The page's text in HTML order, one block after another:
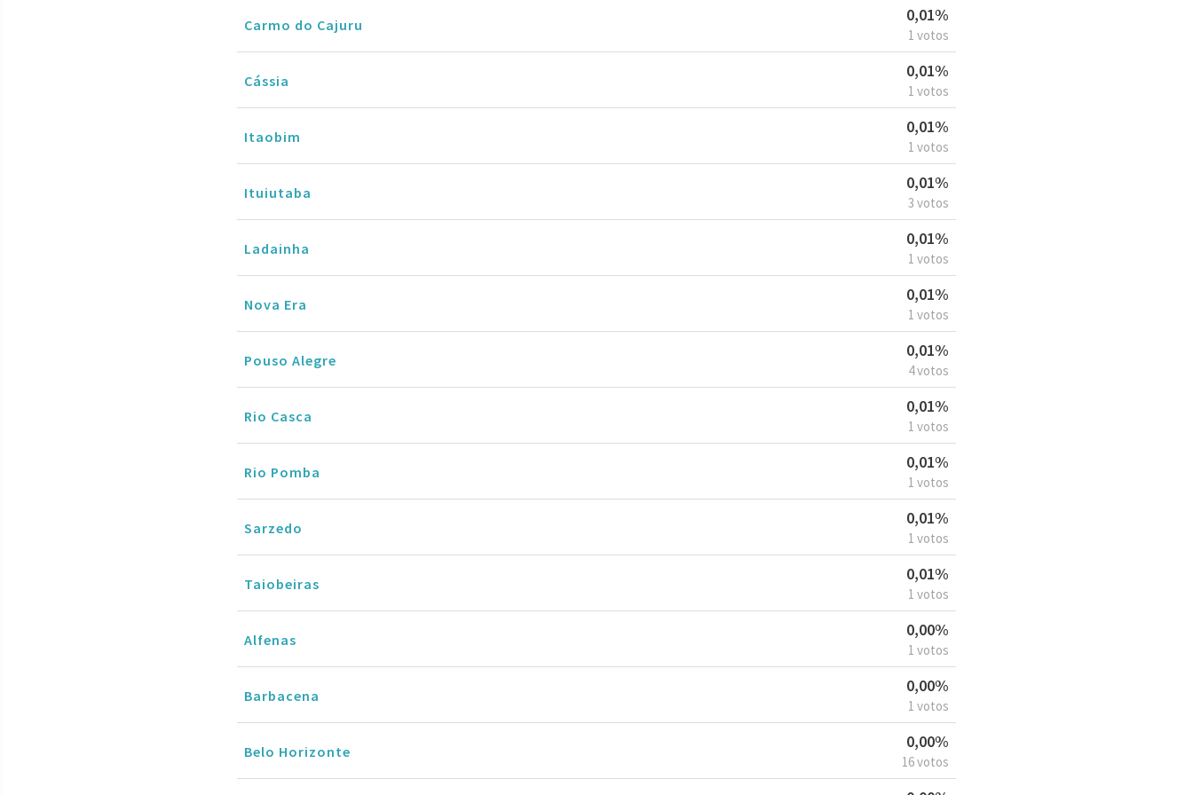
Carmo do Cajuru
0,01%
1 votos
Cássia
0,01%
1 votos
Itaobim
0,01%
1 votos
Ituiutaba
0,01%
3 votos
Ladainha
0,01%
1 votos
Nova Era
0,01%
1 votos
Pouso Alegre
0,01%
4 votos
Rio Casca
0,01%
1 votos
Rio Pomba
0,01%
1 votos
Sarzedo
0,01%
1 votos
Taiobeiras
0,01%
1 votos
Alfenas
0,00%
1 votos
Barbacena
0,00%
1 votos
Belo Horizonte
0,00%
16 votos